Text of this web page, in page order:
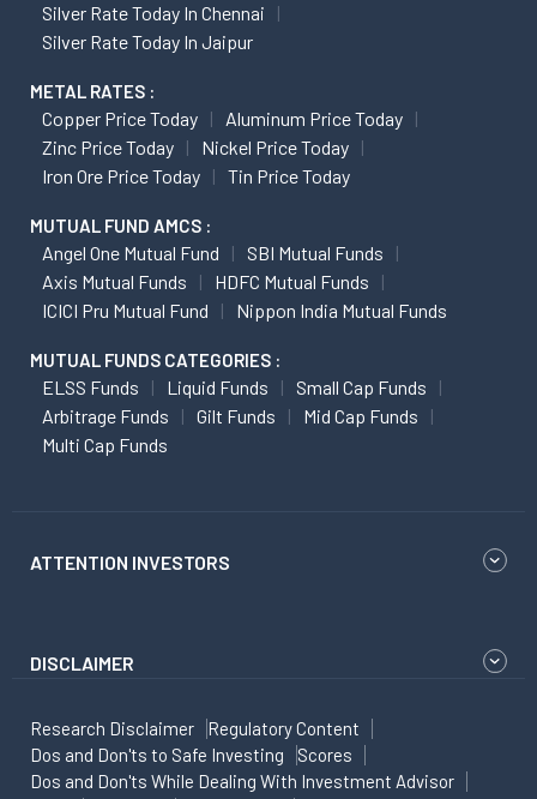
Silver Rate Today In Chennai
Silver Rate Today In Jaipur
METAL RATES :
Copper Price Today
Aluminum Price Today
Zinc Price Today
Nickel Price Today
Iron Ore Price Today
Tin Price Today
MUTUAL FUND AMCS :
Angel One Mutual Fund
SBI Mutual Funds
Axis Mutual Funds
HDFC Mutual Funds
ICICI Pru Mutual Fund
Nippon India Mutual Funds
MUTUAL FUNDS CATEGORIES :
ELSS Funds Liquid Funds
Small Cap Funds
Arbitrage Funds
Gilt Funds
Mid Cap Funds
Multi Cap Funds
ATTENTION INVESTORS
DISCLAIMER
Research Disclaimer
Regulatory Content
Dos and Don'ts to Safe Investing
Scores
Dos and Don'ts While Dealing With Investment Advisor